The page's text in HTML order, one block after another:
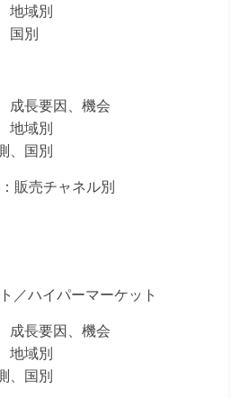
地域別
国別
成長要因、機会
地域別
、国別
販売チャネル別
／ハイパーマーケット
成長要因、機会
地域別
、国別